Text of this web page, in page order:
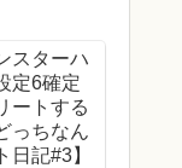
スターハ
定6確定
ートする
っちなん
日記#3】